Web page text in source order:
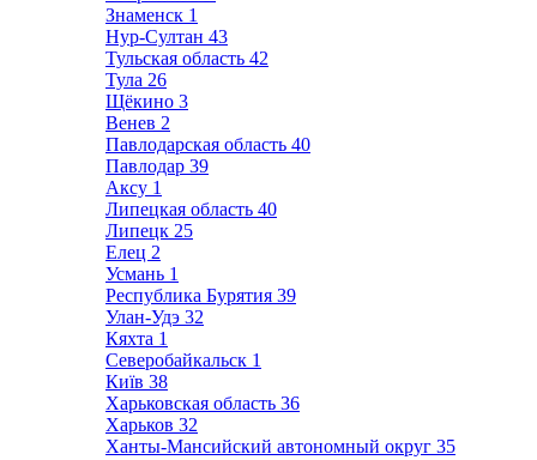
Знаменск 1
Нур-Султан 43
Тульская область 42
Тула 26
Щёкино 3
Венев 2
Павлодарская область 40
Павлодар 39
Аксу 1
Липецкая область 40
Липецк 25
Елец 2
Усмань 1
Республика Бурятия 39
Улан-Удэ 32
Кяхта 1
Северобайкальск 1
Київ 38
Харьковская область 36
Харьков 32
Ханты-Мансийский автономный округ 35